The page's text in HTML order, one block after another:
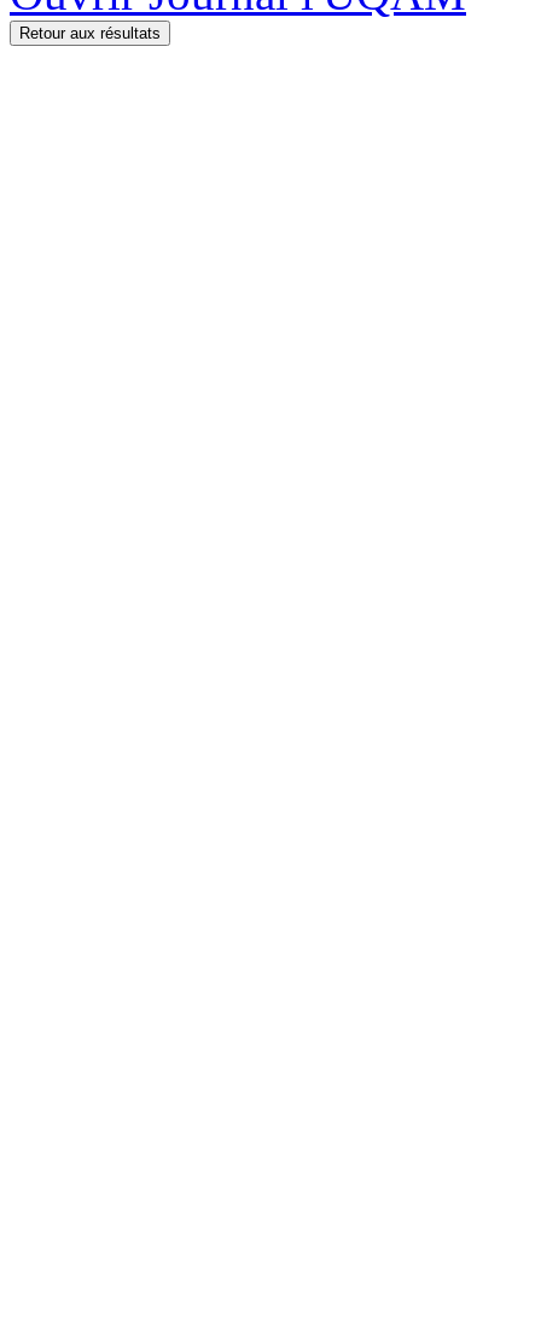
Retour aux résultats